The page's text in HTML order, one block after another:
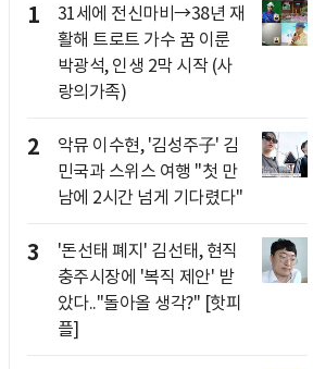
1
31세에 전신마비→38년 재
활해 트로트 가수 꿈 이룬
박광석, 인생 2막 시작 (사
랑의가족)
2
악뮤 이수현, '김성주子' 김
민국과 스위스 여행 "첫 만
남에 2시간 넘게 기다렸다"
3
'돈선태 폐지' 김선태, 현직
충주시장에 '복직 제안' 받
았다.."돌아올 생각?" [핫피
플]